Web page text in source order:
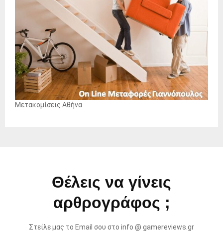
Μετακομίσεις Αθήνα
Θέλεις να γίνεις
αρθρογράφος ;
Στείλε μας το Email σου στο info @ gamereviews.gr